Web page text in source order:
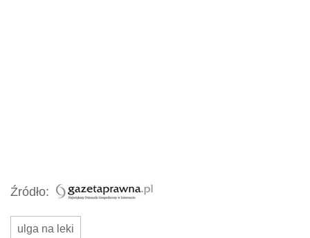
Źródło:
ulga na leki